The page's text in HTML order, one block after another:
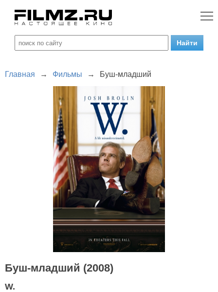
Главная → Фильмы → Буш-младший
Буш-младший (2008)
W.